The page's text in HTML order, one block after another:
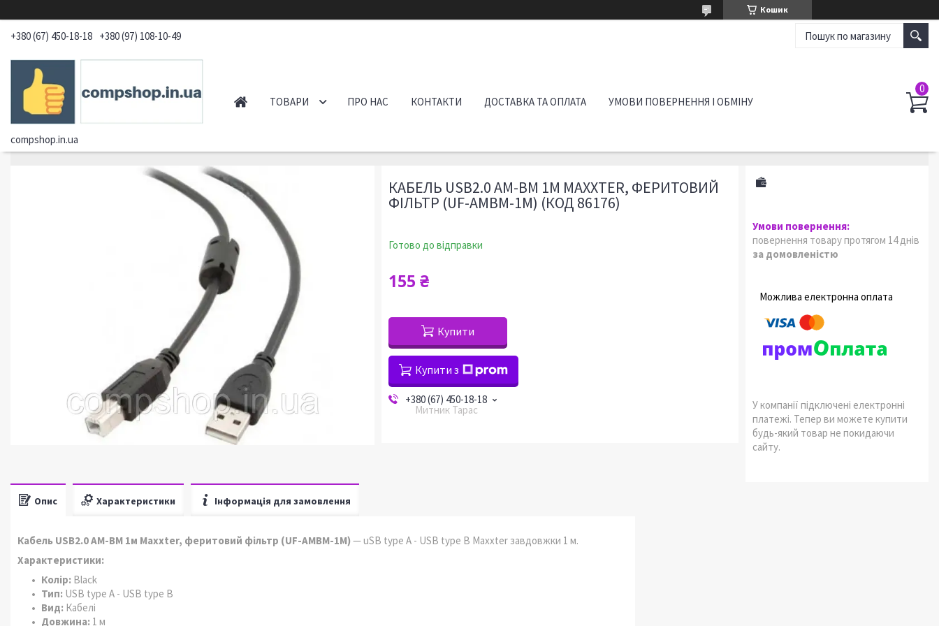
Кошик
+380 (67) 450-18-18 +380 (97) 108-10-49
compshop.in.ua
ТОВАРИ ПРО НАС КОНТАКТИ ДОСТАВКА ТА ОПЛАТА УМОВИ ПОВЕРНЕННЯ І ОБМІНУ
КАБЕЛЬ USB2.0 AM-BM 1М MAXXTER, ФЕРИТОВИЙ
ФІЛЬТР (UF-AMBM-1M) (КОД 86176)
Готово до відправки
155 ₴
Купити
Купити з
+380 (67) 450-18-18
Митник Тарас
повернення товару протягом 14 днів
за домовленістю
У компанії підключені електронні
платежі. Тепер ви можете купити
будь-який товар не покидаючи
сайту.
Опис Характеристики Інформація для замовлення
Кабель USB2.0 AM-BM 1м Maxxter, феритовий фільтр (UF-AMBM-1M)— uSB type A - USB type B Maxxter завдовжки 1 м.
Характеристики:
Колір: Black
Тип: USB type A - USB type B
Вид: Кабелі
Довжина: 1 м